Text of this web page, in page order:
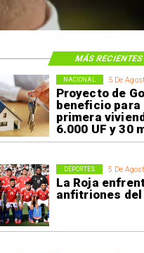
5 De
Proyecto de
beneficio para
primera
6.000 UF y 30
NACIONAL
5 De
La Roja
anfitriones del
DEPORTES
MÁS RECIENTES